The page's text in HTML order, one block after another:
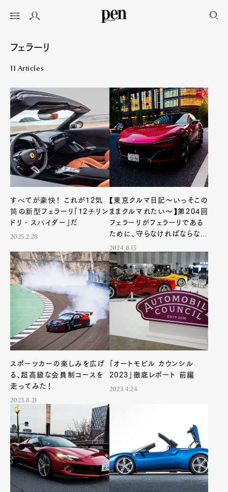
フェラーリ
11 Articles
すべてが豪快！ これが12気
筒の新型フェラーリ「12チリン
ドリ・スパイダー」だ
2025.2.28
【東京クルマ日記〜いっそこの
ままクルマれたい〜】第204回
フェラーリがフェラーリである
ために、守らなければならない
約束がある
2024.8.15
スポーツカーの楽しみを広げ
る、超高級な会員制コースを
走ってみた！
2023.8.21
「オートモビル カウンシル
2023」徹底レポート 前編
2023.4.24